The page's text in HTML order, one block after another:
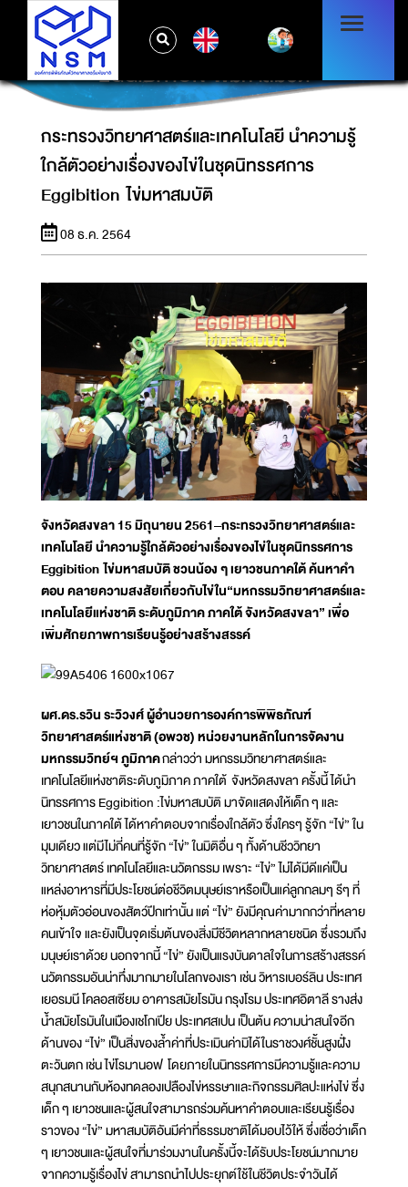
กระทรวงวิทยาศาสตร์และเทคโนโลยี นำความรู้
ใกล้ตัวอย่างเรื่องของไข่ในชุดนิทรรศการ
EGGIBITION ไข่มหาสมบัติ
กระทรวงวิทยาศาสตร์และเทคโนโลยี นำความรู้
ใกล้ตัวอย่างเรื่องของไข่ในชุดนิทรรศการ
Eggibition ไข่มหาสมบัติ
08 ธ.ค. 2564
จังหวัดสงขลา 15 มิถุนายน 2561–กระทรวงวิทยาศาสตร์และ
เทคโนโลยี นำความรู้ใกล้ตัวอย่างเรื่องของไข่ในชุดนิทรรศการ
Eggibition ไข่มหาสมบัติ ชวนน้อง ๆ เยาวชนภาคใต้ ค้นหาคำ
ตอบ คลายความสงสัยเกี่ยวกับไข่ใน“มหกรรมวิทยาศาสตร์และ
เทคโนโลยีแห่งชาติ ระดับภูมิภาค ภาคใต้ จังหวัดสงขลา” เพื่อ
เพิ่มศักยภาพการเรียนรู้อย่างสร้างสรรค์
ผศ.ดร.รวิน ระวิวงศ์ ผู้อำนวยการองค์การพิพิธภัณฑ์
วิทยาศาสตร์แห่งชาติ (อพวช) หน่วยงานหลักในการจัดงาน
มหกรรมวิทย์ฯ ภูมิภาคกล่าวว่า มหกรรมวิทยาศาสตร์และ
เทคโนโลยีแห่งชาติระดับภูมิภาค ภาคใต้ จังหวัดสงขลา ครั้งนี้ ได้นำ
นิทรรศการ Eggibition :ไข่มหาสมบัติ มาจัดแสดงให้เด็ก ๆ และ
เยาวชนในภาคใต้ ได้หาคำตอบจากเรื่องใกล้ตัว ซึ่งใครๆ รู้จัก “ไข่” ใน
มุมเดียว แต่มีไม่กี่คนที่รู้จัก “ไข่” ในมิติอื่น ๆ ทั้งด้านชีววิทยา
วิทยาศาสตร์ เทคโนโลยีและนวัตกรรม เพราะ “ไข่” ไม่ได้มีดีแค่เป็น
แหล่งอาหารที่มีประโยชน์ต่อชีวิตมนุษย์เราหรือเป็นแค่ลูกกลมๆ รีๆ ที่
ห่อหุ้มตัวอ่อนของสัตว์ปีกเท่านั้น แต่ “ไข่” ยังมีคุณค่ามากกว่าที่หลาย
คนเข้าใจ และยังเป็นจุดเริ่มต้นของสิ่งมีชีวิตหลากหลายชนิด ซึ่งรวมถึง
มนุษย์เราด้วย นอกจากนี้ “ไข่” ยังเป็นแรงบันดาลใจในการสร้างสรรค์
นวัตกรรมอันน่าทึ่งมากมายในโลกของเรา เช่น วิหารเบอร์ลิน ประเทศ
เยอรมนี โคลอสเซียม อาคารสมัยโรมัน กรุงโรม ประเทศอิตาลี รางส่ง
น้ำสมัยโรมันในเมืองเชโกเปีย ประเทศสเปน เป็นต้น ความน่าสนใจอีก
ด้านของ “ไข่” เป็นสิ่งของล้ำค่าที่ประเมินค่ามิได้ในราชวงศ์ชั้นสูงฝั่ง
ตะวันตก เช่น ไข่โรมานอฟ โดยภายในนิทรรศการมีความรู้และความ
สนุกสนานกับห้องทดลองเปลืองไข่หรรษาและกิจกรรมศิลปะแห่งไข่ ซึ่ง
เด็ก ๆ เยาวชนและผู้สนใจสามารถร่วมค้นหาคำตอบและเรียนรู้เรื่อง
ราวของ “ไข่” มหาสมบัติอันมีค่าที่ธรรมชาติได้มอบไว้ให้ ซึ่งเชื่อว่าเด็ก
ๆ เยาวชนและผู้สนใจที่มาร่วมงานในครั้งนี้จะได้รับประโยชน์มากมาย
จากความรู้เรื่องไข่ สามารถนำไปประยุกต์ใช้ในชีวิตประจำวันได้